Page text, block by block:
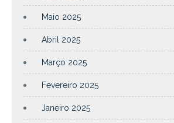
Maio 2025
Abril 2025
Março 2025
Fevereiro 2025
Janeiro 2025